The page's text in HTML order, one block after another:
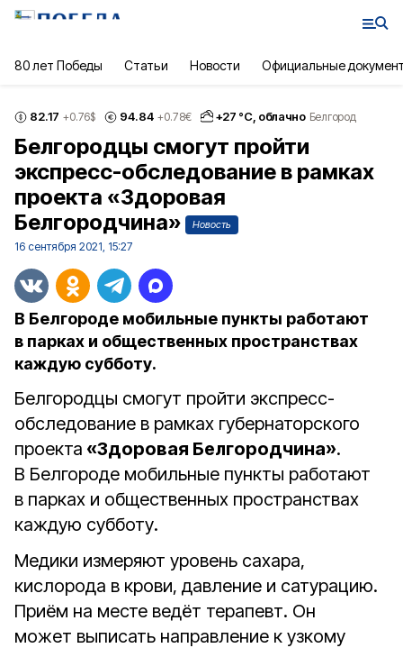
80 лет Победы Статьи Новости Официальные
82.17 +0.76$ 94.84 +0.78€ +27 °С, облачно Белгород
Белгородцы смогут пройти
экспресс-обследование в рамках
проекта «Здоровая
Белгородчина»
Новость
16 сентября 2021, 15:27
В Белгороде мобильные пункты работают
в парках и общественных пространствах
каждую субботу.
Белгородцы смогут пройти экспресс-
обследование в рамках губернаторского
проекта «Здоровая Белгородчина».
В Белгороде мобильные пункты работают
в парках и общественных пространствах
каждую субботу.
Медики измеряют уровень сахара,
кислорода в крови, давление и сатурацию.
Приём на месте ведёт терапевт. Он
может выписать направление к узкому